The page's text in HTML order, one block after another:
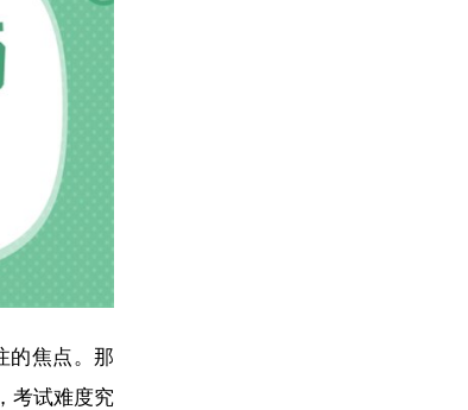
的焦点。那
考试难度究